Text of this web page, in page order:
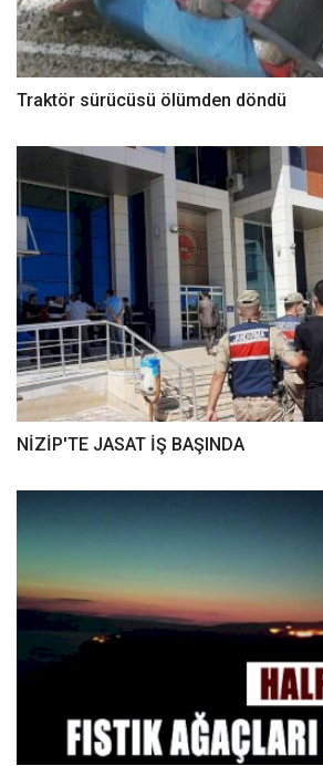
Traktör sürücüsü ölümden döndü
NİZİP'TE JASAT İŞ BAŞINDA